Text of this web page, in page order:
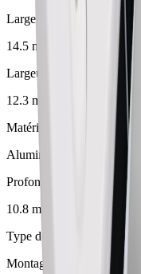
Largeur de montage
14.5 mm
Largeur max. pour LED
12.3 mm
Matériel
Aluminium
Profondeur d'encastrement
10.8 mm
Type de montage
Montage